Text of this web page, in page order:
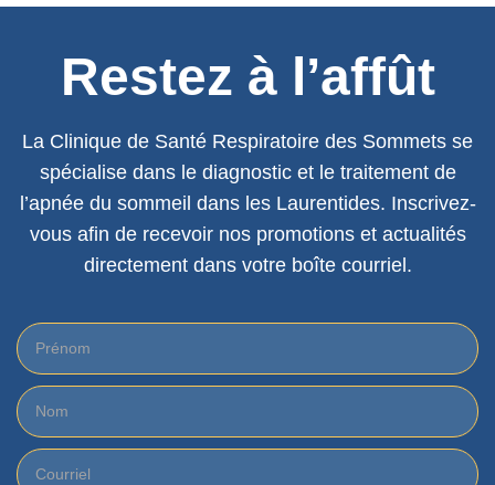
Restez à l’affût
La Clinique de Santé Respiratoire des Sommets se
spécialise dans le diagnostic et le traitement de
l’apnée du sommeil dans les Laurentides. Inscrivez-
vous afin de recevoir nos promotions et actualités
directement dans votre boîte courriel.